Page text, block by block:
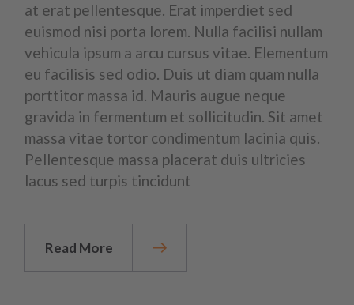
at erat pellentesque. Erat imperdiet sed
euismod nisi porta lorem. Nulla facilisi nullam
vehicula ipsum a arcu cursus vitae. Elementum
eu facilisis sed odio. Duis ut diam quam nulla
porttitor massa id. Mauris augue neque
gravida in fermentum et sollicitudin. Sit amet
massa vitae tortor condimentum lacinia quis.
Pellentesque massa placerat duis ultricies
lacus sed turpis tincidunt
Read More